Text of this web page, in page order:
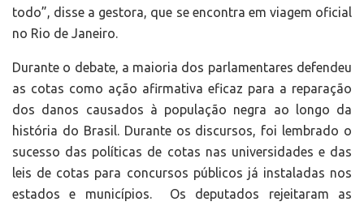
todo”, disse a gestora, que se encontra em viagem oficial
no Rio de Janeiro.
Durante o debate, a maioria dos parlamentares defendeu
as cotas como ação afirmativa eficaz para a reparação
dos danos causados à população negra ao longo da
história do Brasil. Durante os discursos, foi lembrado o
sucesso das políticas de cotas nas universidades e das
leis de cotas para concursos públicos já instaladas nos
estados e municípios. Os deputados rejeitaram as